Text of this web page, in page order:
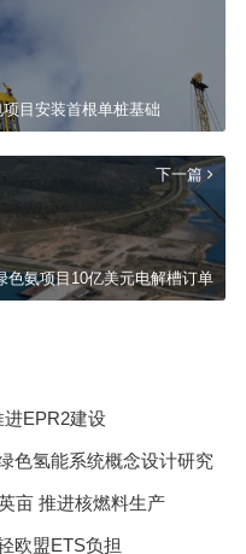
目安装首根单桩基础
下一篇
色氨项目10亿美元电解槽订单
进EPR2建设
色氢能系统概念设计研究
亩 推进核燃料生产
欧盟ETS负担